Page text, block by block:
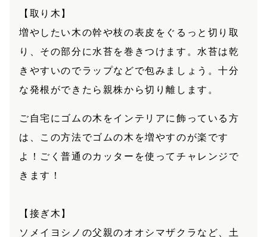
【取り木】
増やしたい木の幹や枝の表皮をぐるっと切り取
り、その部分に水苔を巻きつけます。水苔は乾
きやすいのでラップなどで包みましょう。十分
な発根ができたら親株から切り離します。
ご自宅にゴムの木をインテリアに飾っている方
は、この方法でゴムの木を増やすのが楽です
よ！ごく普通のカッターを使ってチャレンジで
きます！
【接ぎ木】
ソメイヨシノの父親のオオシマザクラなど、土